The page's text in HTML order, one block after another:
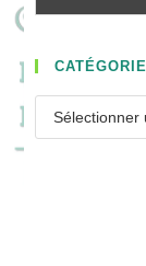
Catégories